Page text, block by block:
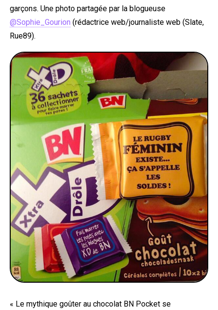
garçons. Une photo partagée par la blogueuse
@Sophie_Gourion (rédactrice web/journaliste web (Slate,
Rue89).
« Le mythique goûter au chocolat BN Pocket se